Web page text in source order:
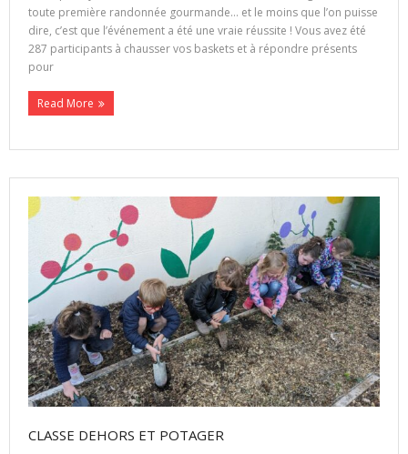
toute première randonnée gourmande… et le moins que l’on puisse
dire, c’est que l’événement a été une vraie réussite ! Vous avez été
287 participants à chausser vos baskets et à répondre présents
pour
Read More
CLASSE DEHORS ET POTAGER